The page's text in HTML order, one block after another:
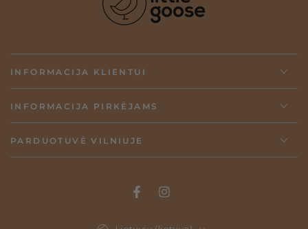
INFORMACIJA KLIENTUI
INFORMACIJA PIRKĖJAMS
PARDUOTUVĖ VILNIUJE